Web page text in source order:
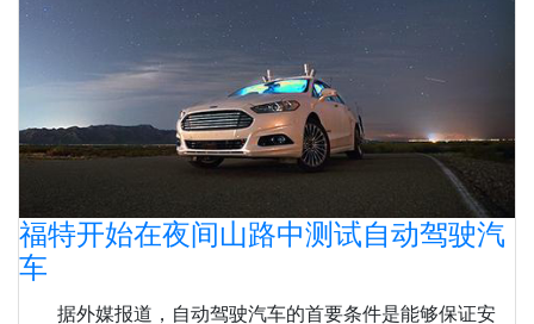
福特开始在夜间山路中测试自动驾驶汽
车
据外媒报道，自动驾驶汽车的首要条件是能够保证安